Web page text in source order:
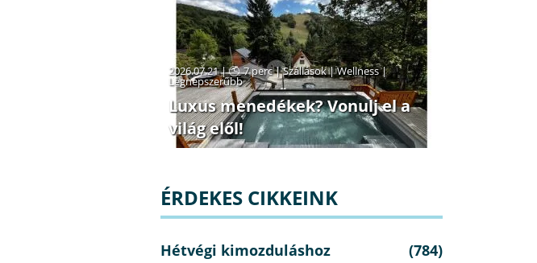
2026.07.21 | 7 perc|Szállások|Wellness|
Legnépszerűbb
Luxus menedékek? Vonulj el a
világ elől!
ÉRDEKES CIKKEINK
Hétvégi kimozduláshoz
(784)